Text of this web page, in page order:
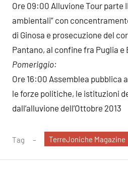
Ore 09:00 Alluvione Tour parte
ambientali” con
di Ginosa e prosecuzione del
Pantano, al confine fra Puglia e
Pomeriggio:
Ore 16:00 Assemblea pubblica
le forze politiche, le istituzioni
dall’alluvione dell’Ottobre 2013
Tag TerreJoniche Magazine